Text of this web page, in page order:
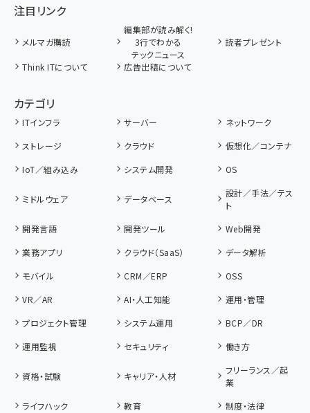
注目リンク
メルマガ購読
編集部が読み解く!
3行でわかる
テックニュース
読者プレゼント
Think ITについて 広告出稿について
カテゴリ
ITインフラ サーバー
ネットワーク
ストレージ
クラウド
仮想化／コンテナ
IoT／組み込み
システム開発 OS
ミドルウェア データベース
設計／手法／テス
ト
開発言語
開発ツール
Web開発
業務アプリ
クラウド（SaaS）
データ解析
モバイル
CRM／ERP
OSS
VR／AR
AI・人工知能
運用・管理
プロジェクト管理
システム運用
BCP／DR
運用監視
セキュリティ 働き方
資格・試験 キャリア・人材
フリーランス／起
業
ライフハック
教育 制度・法律